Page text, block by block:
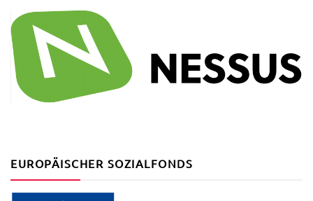
EUROPÄISCHER SOZIALFONDS